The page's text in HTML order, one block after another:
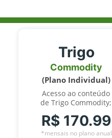
Trigo
Commodity
(Plano Individual)
Acesso ao conteúdo
de Trigo Commodity;
R$ 170.99
*mensais no plano anual